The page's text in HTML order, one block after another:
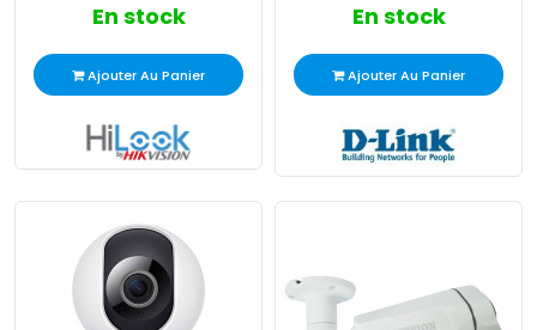
En stock
Ajouter Au Panier
En stock
Ajouter Au Panier